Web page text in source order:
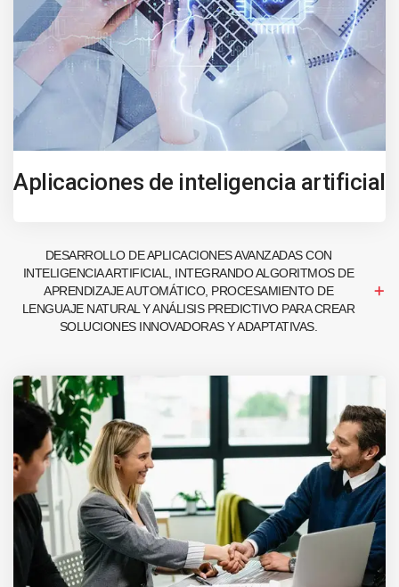
Aplicaciones de inteligencia artificial
DESARROLLO DE APLICACIONES AVANZADAS CON
INTELIGENCIA ARTIFICIAL, INTEGRANDO ALGORITMOS DE
APRENDIZAJE AUTOMÁTICO, PROCESAMIENTO DE
LENGUAJE NATURAL Y ANÁLISIS PREDICTIVO PARA CREAR
SOLUCIONES INNOVADORAS Y ADAPTATIVAS.